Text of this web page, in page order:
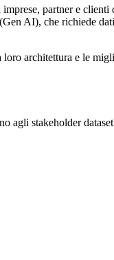
partner e clienti
(Gen AI), che richiede dati
loro architettura e le
agli stakeholder